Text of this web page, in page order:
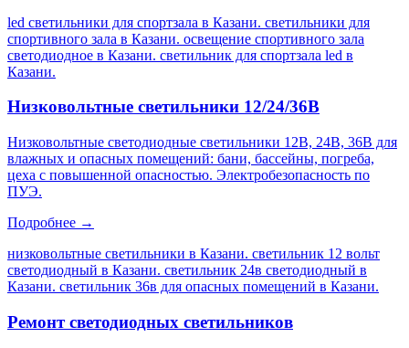
led светильники для спортзала в Казани. светильники для
спортивного зала в Казани. освещение спортивного зала
светодиодное в Казани. светильник для спортзала led в
Казани.
Низковольтные светильники 12/24/36В
Низковольтные светодиодные светильники 12В, 24В, 36В для
влажных и опасных помещений: бани, бассейны, погреба,
цеха с повышенной опасностью. Электробезопасность по
ПУЭ.
Подробнее →
низковольтные светильники в Казани. светильник 12 вольт
светодиодный в Казани. светильник 24в светодиодный в
Казани. светильник 36в для опасных помещений в Казани.
Ремонт светодиодных светильников